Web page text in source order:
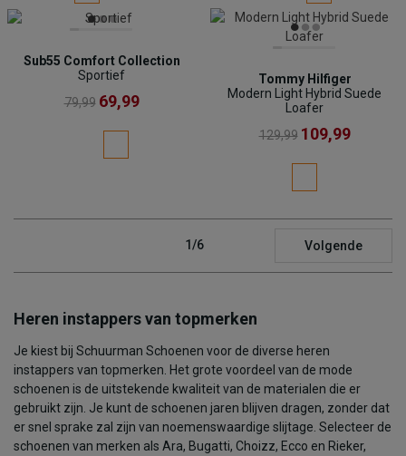
Sub55 Comfort Collection
Sportief
79,99 69,99
Tommy Hilfiger
Modern Light Hybrid Suede
Loafer
129,99 109,99
1/6 Volgende
Heren instappers van topmerken
Je kiest bij Schuurman Schoenen voor de diverse heren
instappers van topmerken. Het grote voordeel van de mode
schoenen is de uitstekende kwaliteit van de materialen die er
gebruikt zijn. Je kunt de schoenen jaren blijven dragen, zonder dat
er snel sprake zal zijn van noemenswaardige slijtage. Selecteer de
schoenen van merken als Ara, Bugatti, Choizz, Ecco en Rieker,